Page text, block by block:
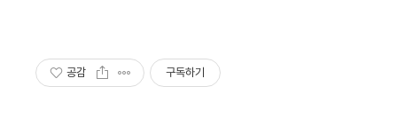
공감 구독하기